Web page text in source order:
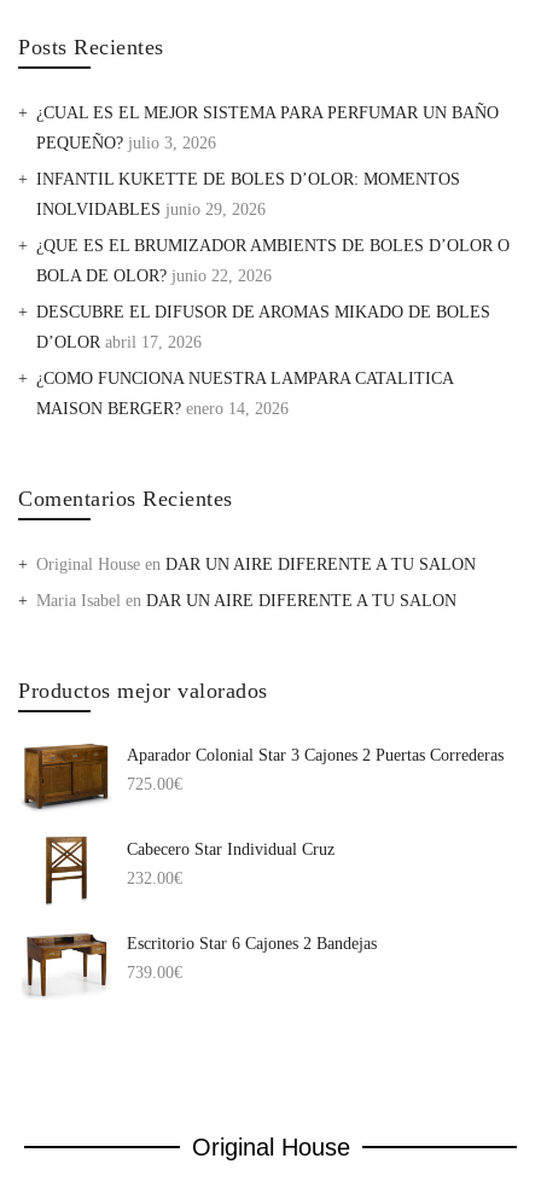
Posts Recientes
¿CUAL ES EL MEJOR SISTEMA PARA PERFUMAR UN BAÑO
PEQUEÑO? julio 3, 2026
INFANTIL KUKETTE DE BOLES D’OLOR: MOMENTOS
INOLVIDABLES junio 29, 2026
¿QUE ES EL BRUMIZADOR AMBIENTS DE BOLES D’OLOR O
BOLA DE OLOR? junio 22, 2026
DESCUBRE EL DIFUSOR DE AROMAS MIKADO DE BOLES
D’OLOR abril 17, 2026
¿COMO FUNCIONA NUESTRA LAMPARA CATALITICA
MAISON BERGER? enero 14, 2026
Comentarios Recientes
Original House en DAR UN AIRE DIFERENTE A TU SALON
Maria Isabel en DAR UN AIRE DIFERENTE A TU SALON
Productos mejor valorados
Aparador Colonial Star 3 Cajones 2 Puertas Correderas
725.00€
Cabecero Star Individual Cruz
232.00€
Escritorio Star 6 Cajones 2 Bandejas
739.00€
Original House